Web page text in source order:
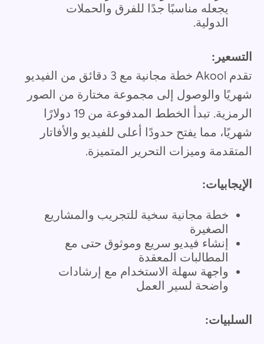
يجعله مناسبًا جدًا للفرق والحملات
الدولية.
التسعير:
تقدم Akool خطة مجانية مع 3 دقائق من الفيديو
شهريًا والوصول إلى مجموعة مختارة من الصور
الرمزية. تبدأ الخطط المدفوعة من 19 دولارًا
شهريًا، مما يفتح حدودًا أعلى للفيديو والأفاتار
المتقدمة وميزات التحرير المتميزة.
الإيجابيات:
خطة مجانية سخية للتجريب والمشاريع
الصغيرة
إنشاء فيديو سريع وموثوق حتى مع
المطالبات المعقدة
واجهة سهلة الاستخدام مع إرشادات
واضحة لسير العمل
السلبيات: